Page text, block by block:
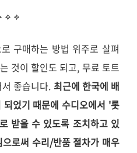
구매하는 방법 위주로 살펴
것이 할인도 되고, 무료 토트
좋습니다. 최근에 한국에 배
었기 때문에 수디오에서 '롯
받을 수 있도록 조치하고 있
로써 수리/반품 절차가 매우